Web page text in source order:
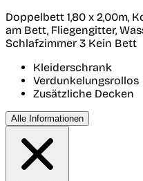
Doppelbett 1,80 x 2,00m,
am Bett, Fliegengitter,
Schlafzimmer 3 Kein Bett
Kleiderschrank
Verdunkelungsrollos
Zusätzliche Decken
Alle Informationen